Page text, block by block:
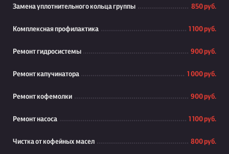
Замена уплотнительного кольца группы 850 руб.
Комплексная профилактика 1 100 руб.
Ремонт гидросистемы 900 руб.
Ремонт капучинатора 1 000 руб.
Ремонт кофемолки 900 руб.
Ремонт насоса 1 100 руб.
Чистка от кофейных масел 800 руб.